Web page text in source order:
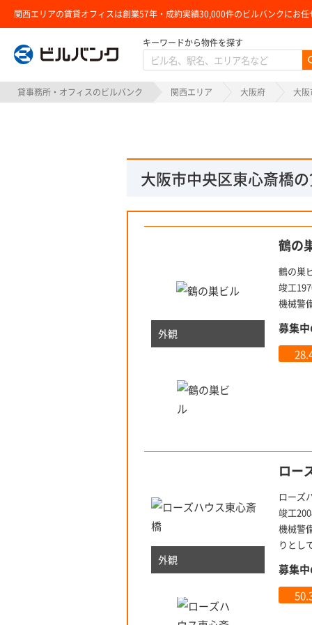
関西エリアの賃貸オフィスは創業57年・成約実績30,000件のビルバンクにお任
ビルバンク
キーワードから物件を探す
貸事務所・オフィスのビルバンク 関西エリア 大阪府 大
大阪市中央区東心斎橋
外観
鶴の
鶴の巣
竣工
機械警
募集
外観
ロー
ローズ
竣工
機械警
りとし
募集